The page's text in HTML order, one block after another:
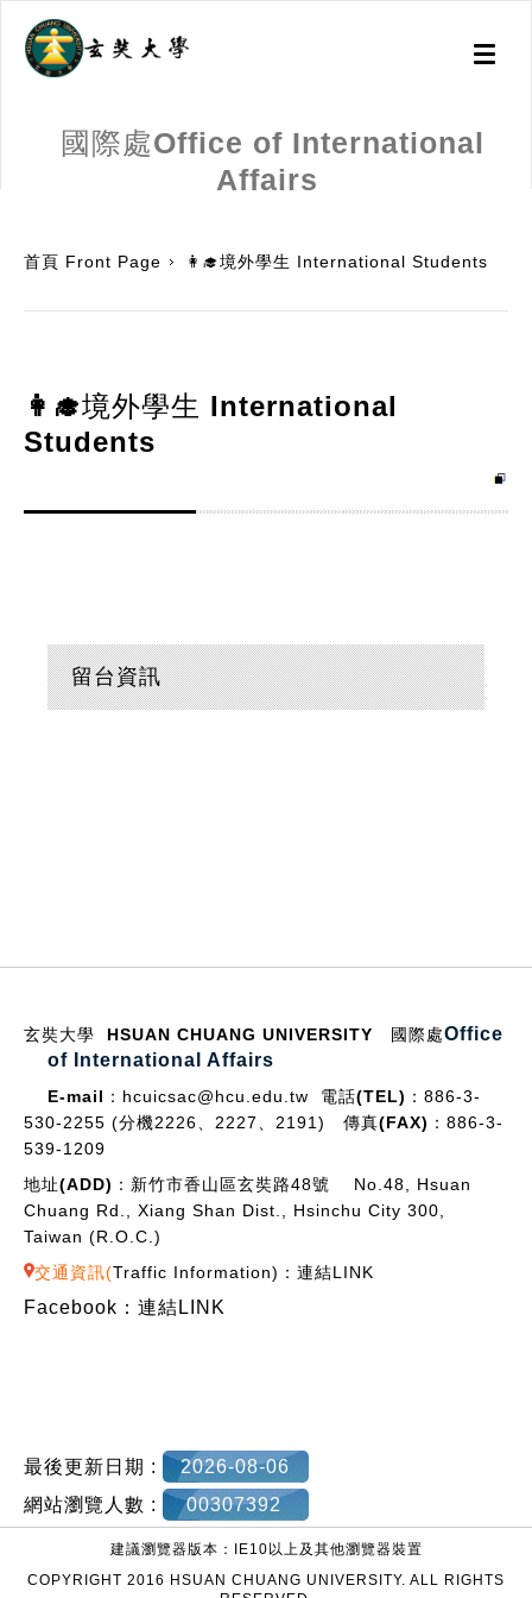
Toggle
國際處Office of International
Affairs
首頁 Front Page 👩‍🎓境外學生 International Students
👩‍🎓境外學生 International
Students
留台資訊
玄奘大學 HSUAN CHUANG UNIVERSITY 國際處Office
of International Affairs
E-mail： hcuicsac@hcu.edu.tw 電話(TEL)： 886-3-
530-2255 (分機2226、2227、2191) 傳真(FAX)： 886-3-
539-1209
地址(ADD)： 新竹市香山區玄奘路48號 No.48, Hsuan
Chuang Rd., Xiang Shan Dist., Hsinchu City 300,
Taiwan (R.O.C.)
交通資訊(Traffic Information)： 連結LINK
Facebook： 連結LINK
最後更新日期 :
2026-08-06
網站瀏覽人數 :
00307392
建議瀏覽器版本：IE10以上及其他瀏覽器裝置
COPYRIGHT 2016 HSUAN CHUANG UNIVERSITY. ALL RIGHTS